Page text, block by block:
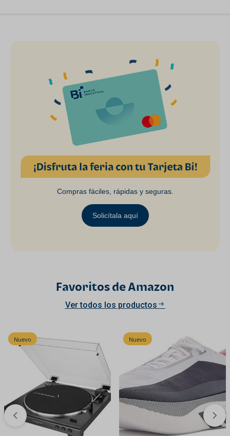
Compras fáciles, rápidas y seguras.
Solicítala aquí
Favoritos de Amazon
Ver todos los productos
Nuevo Nuevo